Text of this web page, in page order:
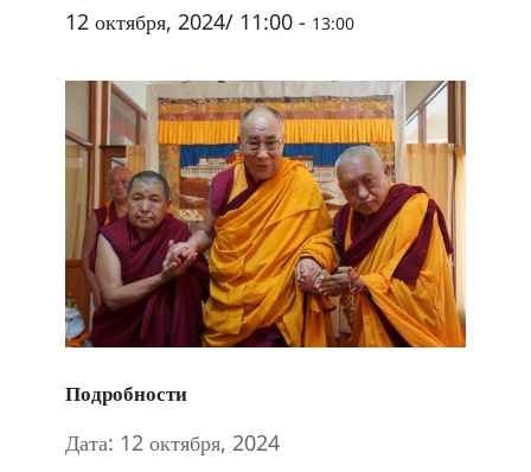
12 октября, 2024/ 11:00 - 13:00
Подробности
Дата: 12 октября, 2024